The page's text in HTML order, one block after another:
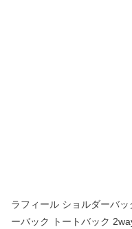
ラフィール ショルダーバ
ーバック トートバック